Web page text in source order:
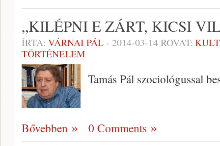
„KILÉPNI E ZÁRT, KICSI
ÍRTA: VÁRNAI PÁL- 2014-03-14ROVAT:
TÖRTÉNELEM
Tamás Pál szociológussal
Bővebben 0 Comments